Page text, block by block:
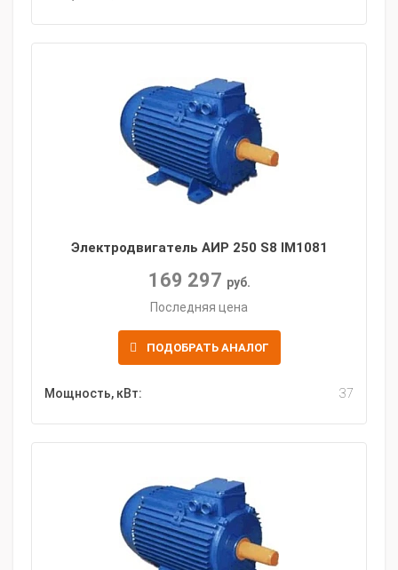
Электродвигатель АИР 250 S8 IM1081
169 297 руб.
Последняя цена
ПОДОБРАТЬ АНАЛОГ
Мощность, кВт: 37